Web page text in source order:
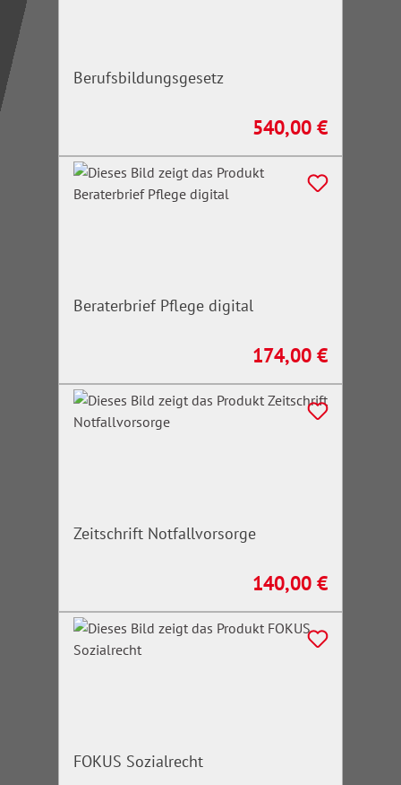
Berufsbildungsgesetz
Regulärer Preis:
540,00 €
Beraterbrief Pflege digital
Regulärer Preis:
174,00 €
Zeitschrift Notfallvorsorge
Regulärer Preis:
140,00 €
FOKUS Sozialrecht